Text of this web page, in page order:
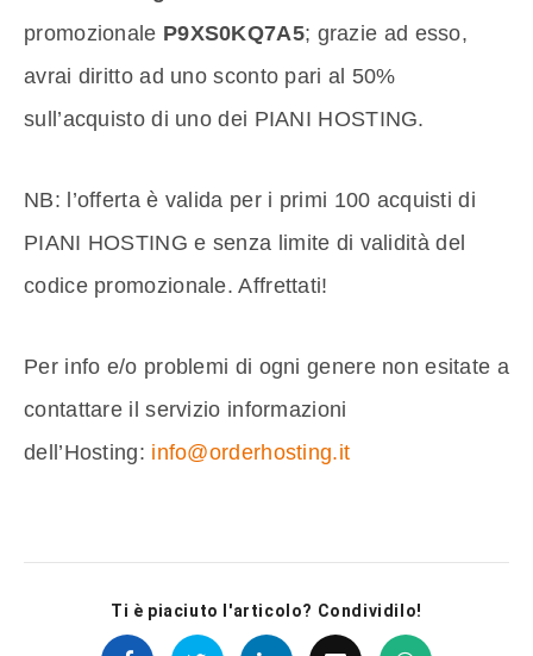
promozionale P9XS0KQ7A5; grazie ad esso,
avrai diritto ad uno sconto pari al 50%
sull’acquisto di uno dei PIANI HOSTING.
NB: l’offerta è valida per i primi 100 acquisti di
PIANI HOSTING e senza limite di validità del
codice promozionale. Affrettati!
Per info e/o problemi di ogni genere non esitate a
contattare il servizio informazioni
dell’Hosting: info@orderhosting.it
Ti è piaciuto l'articolo? Condividilo!